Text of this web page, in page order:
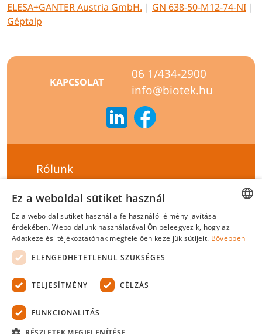
ELESA+GANTER Austria GmbH. | GN 638-50-M12-74-NI |
Géptalp
KAPCSOLAT
06 1/434-2900
info@biotek.hu
Rólunk
Hírlevél feliratkozás
Általános szerződési feltételek
Adatvédelmi tájékoztató
Felelősségvállalási nyilatkozat
Tanúsítványok
2026 Minden jog fenntartva.
ENGLISH
Ez a weboldal sütiket használ
Ez a weboldal sütiket használ a felhasználói élmény javítása
érdekében. Weboldalunk használatával Ön beleegyezik, hogy az
Adatkezelési téjékoztatónak megfelelően kezeljük sütijeit. Bővebben
ELENGEDHETETLENÜL SZÜKSÉGES
TELJESÍTMÉNY CÉLZÁS
FUNKCIONALITÁS